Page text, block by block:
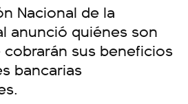
Nacional de la
anunció quiénes son
sus beneficios
bancarias